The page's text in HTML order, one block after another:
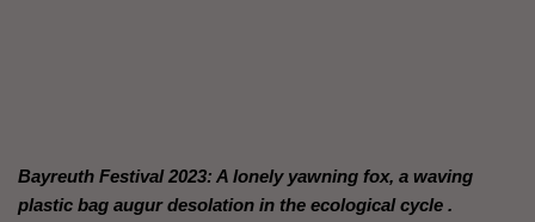
Bayreuth Festival 2023: A lonely yawning fox, a waving
plastic bag augur desolation in the ecological cycle .